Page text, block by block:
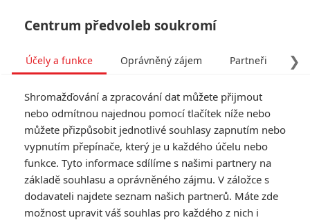
Útěk z New Yorku: Novou
verzi natočí Zack Snyder
Napsal:Petr Slavík - (Anarvin), 02.06.2026 06:00
Centrum předvoleb soukromí
❯
Účely a funkce Oprávněný zájem Partneři
Shromažďování a zpracování dat můžete přijmout
nebo odmítnou najednou pomocí tlačítek níže nebo
můžete přizpůsobit jednotlivé souhlasy zapnutím nebo
vypnutím přepínače, který je u každého účelu nebo
funkce. Tyto informace sdílíme s našimi partnery na
základě souhlasu a oprávněného zájmu. V záložce s
dodavateli najdete seznam našich partnerů. Máte zde
možnost upravit váš souhlas pro každého z nich i